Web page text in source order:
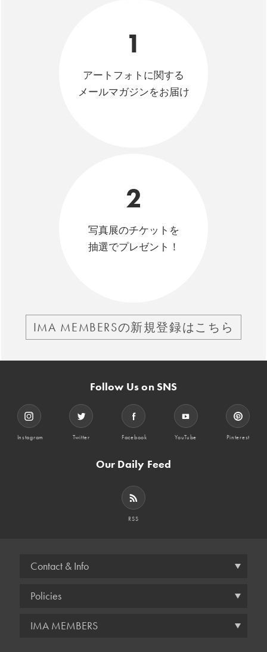
1
アートフォトに関する
メールマガジンをお届け
2
写真展のチケットを
抽選でプレゼント！
IMA MEMBERSの新規登録はこちら
Follow Us on SNS
Instagram Twitter Facebook YouTube Pinterest
Our Daily Feed
RSS
Contact & Info
Policies
IMA MEMBERS